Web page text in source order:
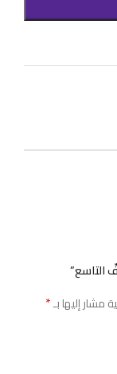
التاسع”
مشار إليها بـ*